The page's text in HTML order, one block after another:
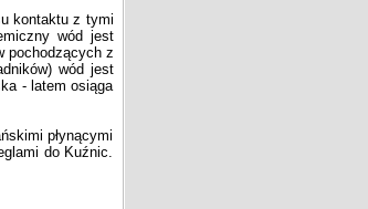
kontaktu z tymi
wód jest
pochodzących z
wód jest
- latem osiąga
płynącymi
do Kuźnic.